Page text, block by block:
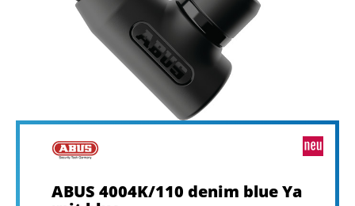
ABUS 4004K/110 denim blue Ya